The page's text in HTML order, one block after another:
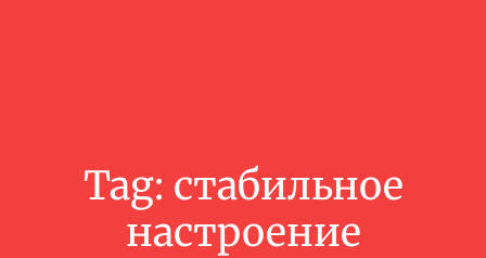
Tag: стабильное
настроение